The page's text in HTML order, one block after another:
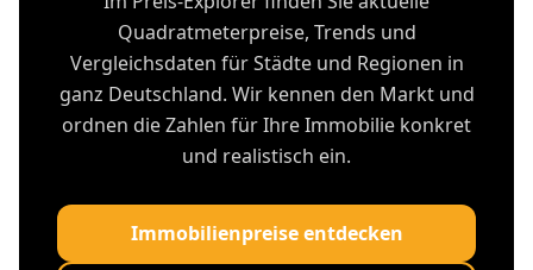
Quadratmeterpreise, Trends und
Vergleichsdaten für Städte und Regionen in
ganz Deutschland. Wir kennen den Markt und
ordnen die Zahlen für Ihre Immobilie konkret
und realistisch ein.
Immobilienpreise entdecken